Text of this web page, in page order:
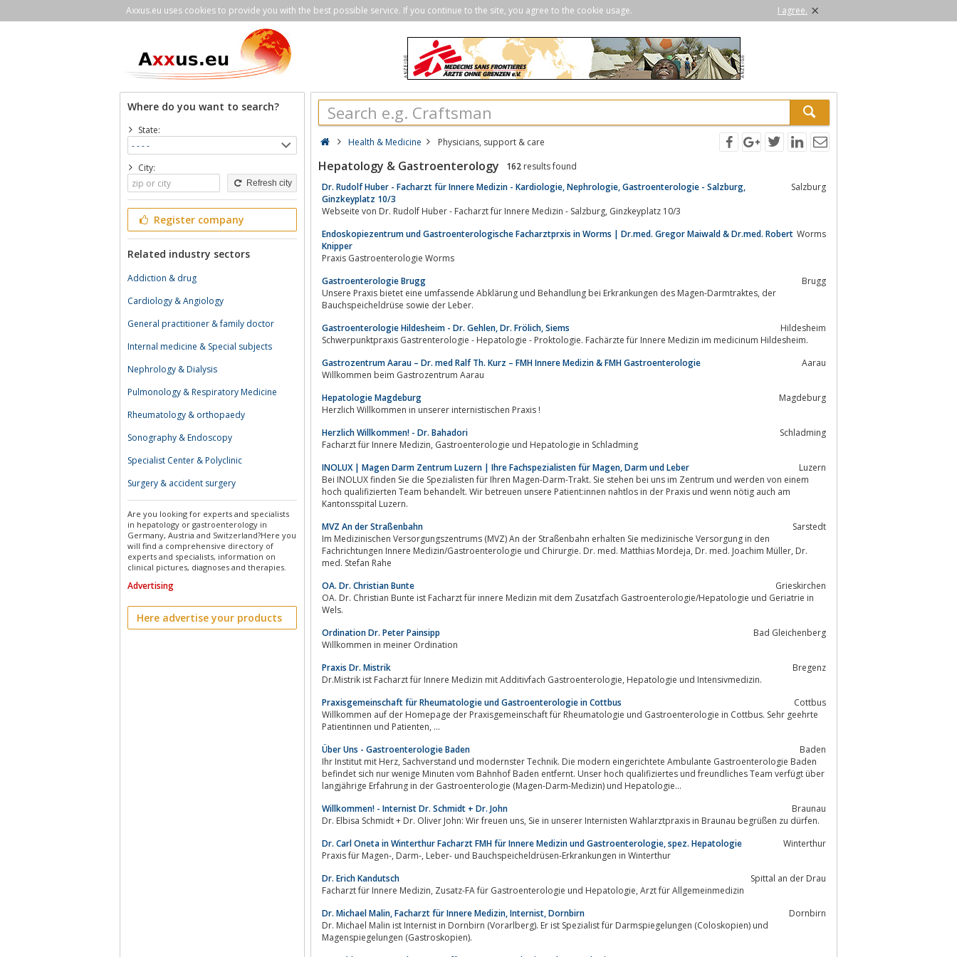
Axxus.eu uses cookies to provide you with the best possible service. If you continue to the site, you agree to the cookie usage. I agree. ×
Where do you want to search?
State:
City:
Refresh city
Register company
Related industry sectors
Addiction & drug
Cardiology & Angiology
General practitioner & family doctor
Internal medicine & Special subjects
Nephrology & Dialysis
Pulmonology & Respiratory Medicine
Rheumatology & orthopaedy
Sonography & Endoscopy
Specialist Center & Polyclinic
Surgery & accident surgery
Are you looking for experts and specialists
in hepatology or gastroenterology in
Germany, Austria and Switzerland?Here you
will find a comprehensive directory of
experts and specialists, information on
clinical pictures, diagnoses and therapies.
Advertising
Here advertise your products
Health & Medicine Physicians, support & care
Hepatology & Gastroenterology 162 results found
Dr. Rudolf Huber - Facharzt für Innere Medizin - Kardiologie, Nephrologie, Gastroenterologie - Salzburg,
Ginzkeyplatz 10/3
Salzburg
Webseite von Dr. Rudolf Huber - Facharzt für Innere Medizin - Salzburg, Ginzkeyplatz 10/3
Endoskopiezentrum und Gastroenterologische Facharztprxis in Worms | Dr.med. Gregor Maiwald & Dr.med. Robert
Knipper
Worms
Praxis Gastroenterologie Worms
Gastroenterologie Brugg
Brugg
Unsere Praxis bietet eine umfassende Abklärung und Behandlung bei Erkrankungen des Magen-Darmtraktes, der
Bauchspeicheldrüse sowie der Leber.
Gastroenterologie Hildesheim - Dr. Gehlen, Dr. Frölich, Siems
Hildesheim
Schwerpunktpraxis Gastrenterologie - Hepatologie - Proktologie. Fachärzte für Innere Medizin im medicinum Hildesheim.
Gastrozentrum Aarau – Dr. med Ralf Th. Kurz – FMH Innere Medizin & FMH Gastroenterologie
Aarau
Willkommen beim Gastrozentrum Aarau
Hepatologie Magdeburg
Magdeburg
Herzlich Willkommen in unserer internistischen Praxis !
Herzlich Willkommen! - Dr. Bahadori
Schladming
Facharzt für Innere Medizin, Gastroenterologie und Hepatologie in Schladming
INOLUX | Magen Darm Zentrum Luzern | Ihre Fachspezialisten für Magen, Darm und Leber
Luzern
Bei INOLUX finden Sie die Spezialisten für Ihren Magen-Darm-Trakt. Sie stehen bei uns im Zentrum und werden von einem
hoch qualifizierten Team behandelt. Wir betreuen unsere Patient:innen nahtlos in der Praxis und wenn nötig auch am
Kantonsspital Luzern.
MVZ An der Straßenbahn
Sarstedt
Im Medizinischen Versorgungszentrums (MVZ) An der Straßenbahn erhalten Sie medizinische Versorgung in den
Fachrichtungen Innere Medizin/Gastroenterologie und Chirurgie. Dr. med. Matthias Mordeja, Dr. med. Joachim Müller, Dr.
med. Stefan Rahe
OA. Dr. Christian Bunte
Grieskirchen
OA. Dr. Christian Bunte ist Facharzt für innere Medizin mit dem Zusatzfach Gastroenterologie/Hepatologie und Geriatrie in
Wels.
Ordination Dr. Peter Painsipp
Bad Gleichenberg
Willkommen in meiner Ordination
Praxis Dr. Mistrik
Bregenz
Dr.Mistrik ist Facharzt für Innere Medizin mit Additivfach Gastroenterologie, Hepatologie und Intensivmedizin.
Praxisgemeinschaft für Rheumatologie und Gastroenterologie in Cottbus
Cottbus
Willkommen auf der Homepage der Praxisgemeinschaft für Rheumatologie und Gastroenterologie in Cottbus. Sehr geehrte
Patientinnen und Patienten, ...
Über Uns - Gastroenterologie Baden
Baden
Ihr Institut mit Herz, Sachverstand und modernster Technik. Die modern eingerichtete Ambulante Gastroenterologie Baden
befindet sich nur wenige Minuten vom Bahnhof Baden entfernt. Unser hoch qualifiziertes und freundliches Team verfügt über
langjährige Erfahrung in der Gastroenterologie (Magen-Darm-Medizin) und Hepatologie...
Willkommen! - Internist Dr. Schmidt + Dr. John
Braunau
Dr. Elbisa Schmidt + Dr. Oliver John: Wir freuen uns, Sie in unserer Internisten Wahlarztpraxis in Braunau begrüßen zu dürfen.
Dr. Carl Oneta in Winterthur Facharzt FMH für Innere Medizin und Gastroenterologie, spez. Hepatologie
Winterthur
Praxis für Magen-, Darm-, Leber- und Bauchspeicheldrüsen-Erkrankungen in Winterthur
Dr. Erich Kandutsch
Spittal an der Drau
Facharzt für Innere Medizin, Zusatz-FA für Gastroenterologie und Hepatologie, Arzt für Allgemeinmedizin
Dr. Michael Malin, Facharzt für Innere Medizin, Internist, Dornbirn
Dornbirn
Dr. Michael Malin ist Internist in Dornbirn (Vorarlberg). Er ist Spezialist für Darmspiegelungen (Coloskopien) und
Magenspiegelungen (Gastroskopien).